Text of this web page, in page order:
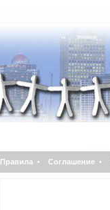
Правила • Соглашение •